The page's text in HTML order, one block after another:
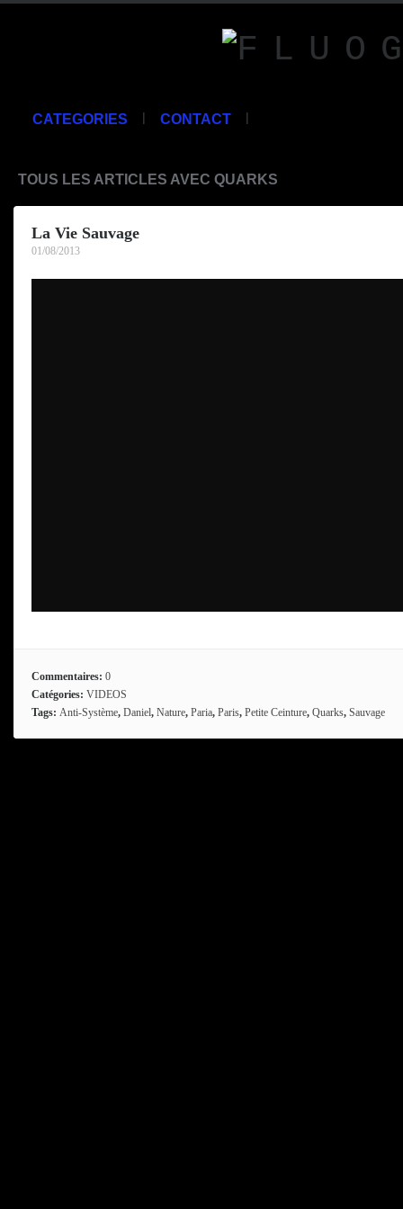
CATEGORIES | CONTACT |
TOUS LES ARTICLES AVEC QUARKS
La Vie Sauvage
01/08/2013
Commentaires: 0
Catégories: VIDEOS
Tags: Anti-Système, Daniel, Nature, Paria, Paris, Petite Ceinture, Quarks, Sauvage